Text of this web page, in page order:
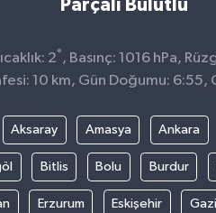
Parçalı Bulutlu
2° , Basınç: 1016 hPa,
10 km, Gün Doğumu: 6:55,
Aksaray Amasya Ankara
Bitlis Bolu Burdur
Erzurum Eskişehir